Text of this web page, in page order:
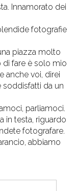
Innamorato dei
fotografie
piazza molto
fare è solo mio
anche voi, direi
soddisfatti da un
parliamoci.
in testa, riguardo
fotografare.
abbiamo